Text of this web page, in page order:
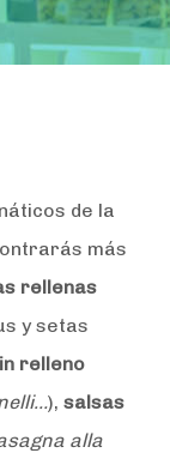
de la
más
rellenas
y setas
relleno
), salsas
alla